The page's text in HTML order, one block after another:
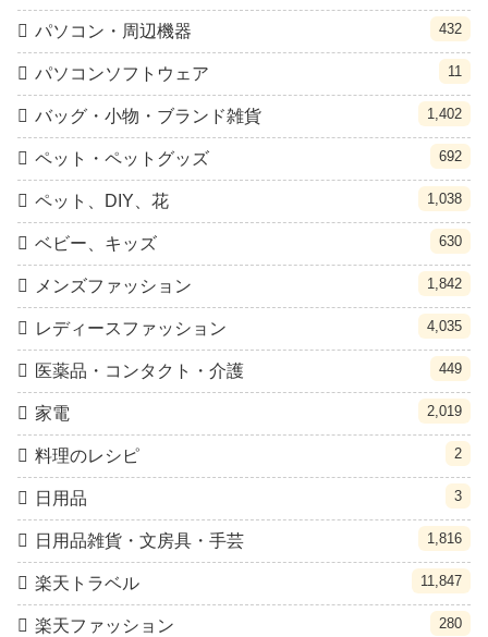
パソコン・周辺機器 432
パソコンソフトウェア 11
バッグ・小物・ブランド雑貨 1,402
ペット・ペットグッズ 692
ペット、DIY、花 1,038
ベビー、キッズ 630
メンズファッション 1,842
レディースファッション 4,035
医薬品・コンタクト・介護 449
家電 2,019
料理のレシピ 2
日用品 3
日用品雑貨・文房具・手芸 1,816
楽天トラベル 11,847
楽天ファッション 280